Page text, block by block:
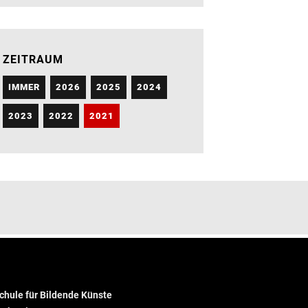
ZEITRAUM
IMMER 2026 2025 2024
2023 2022 2021
für Bildende Künste